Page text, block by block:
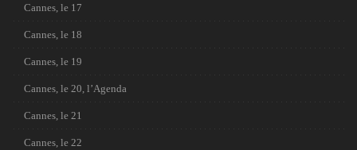
Cannes, le 17
Cannes, le 18
Cannes, le 19
Cannes, le 20, l’Agenda
Cannes, le 21
Cannes, le 22